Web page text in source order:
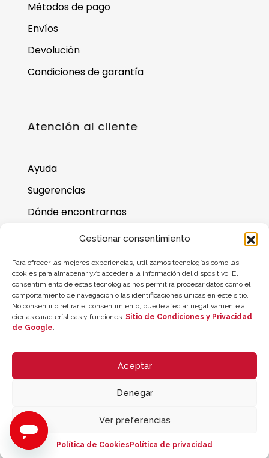
Gestionar consentimiento
Para ofrecer las mejores experiencias, utilizamos tecnologías como las
cookies para almacenar y/o acceder a la información del dispositivo. El
consentimiento de estas tecnologías nos permitirá procesar datos como el
comportamiento de navegación o las identificaciones únicas en este sitio.
No consentir o retirar el consentimiento, puede afectar negativamente a
ciertas características y funciones. Sitio de Condiciones y Privacidad
de Google.
Aceptar
Denegar
Ver preferencias
Política de Cookies Política de privacidad
Métodos de pago
Envíos
Devolución
Condiciones de garantía
Atención al cliente
Ayuda
Sugerencias
Dónde encontrarnos
Preguntas frecuentes
© 2026 ZYCLE OFFICIAL | The Latest Technology for your Workouts
Todos los derechos reservados